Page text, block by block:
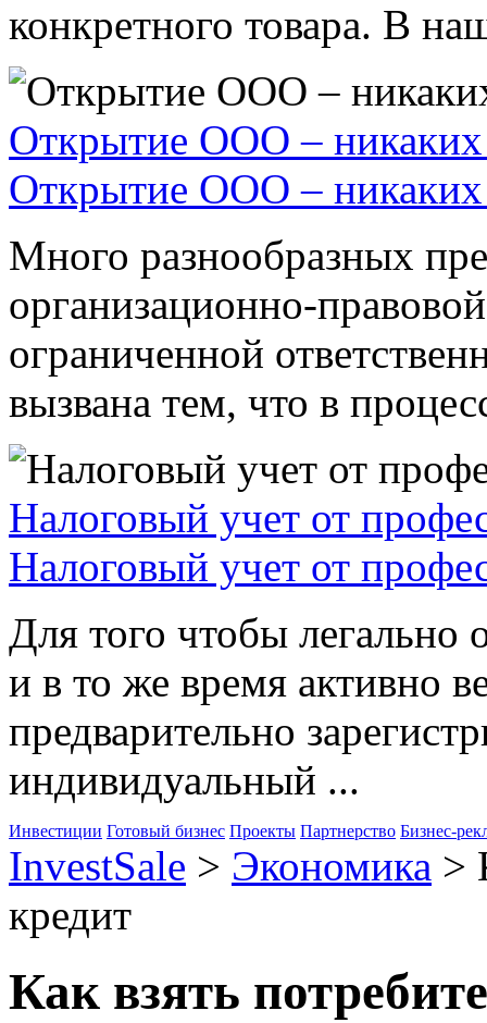
конкретного товара. В
Открытие ООО – никаких
Открытие ООО – никаких
Много разнообразных
организационно-
ограниченной
вызвана тем, что в
Налоговый учет от
Налоговый учет от
Для того чтобы легально
и в то же время активно
предварительно
индивидуальный ...
Инвестиции Готовый бизнес Проекты Партнерство Бизнес-
InvestSale > Экономика >
кредит
Как взять